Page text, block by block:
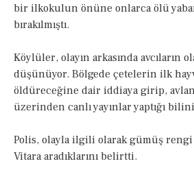
bir ilkokulun önüne onlarca ölü
bırakılmıştı.
Köylüler, olayın arkasında avcıların
düşünüyor. Bölgede çetelerin ilk
öldüreceğine dair iddiaya girip,
üzerinden canlı yayınlar yaptığı
Polis, olayla ilgili olarak gümüş
Vitara aradıklarını belirtti.